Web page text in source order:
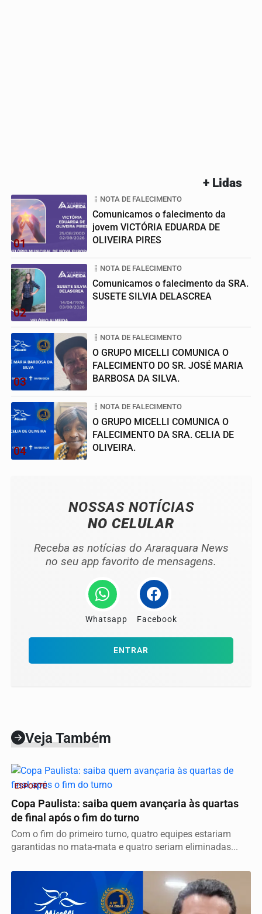
+ Lidas
01
NOTA DE FALECIMENTO
Comunicamos o falecimento da
jovem VICTÓRIA EDUARDA DE
OLIVEIRA PIRES
02
NOTA DE FALECIMENTO
Comunicamos o falecimento da SRA.
SUSETE SILVIA DELASCREA
03
NOTA DE FALECIMENTO
O GRUPO MICELLI COMUNICA O
FALECIMENTO DO SR. JOSÉ MARIA
BARBOSA DA SILVA.
04
NOTA DE FALECIMENTO
O GRUPO MICELLI COMUNICA O
FALECIMENTO DA SRA. CELIA DE
OLIVEIRA.
NOSSAS NOTÍCIAS
NO CELULAR
Receba as notícias do Araraquara News
no seu app favorito de mensagens.
Whatsapp Facebook
ENTRAR
Veja Também
ESPORTE
Copa Paulista: saiba quem avançaria às quartas
de final após o fim do turno
Com o fim do primeiro turno, quatro equipes estariam
garantidas no mata-mata e quatro seriam eliminadas...